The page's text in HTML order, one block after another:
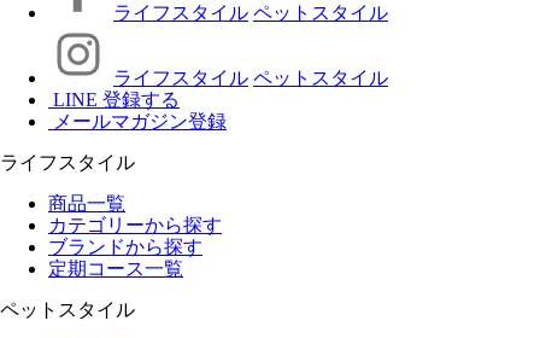
ライフスタイル ペットスタイル
ライフスタイル ペットスタイル
LINE 登録する
メールマガジン登録
ライフスタイル
商品一覧
カテゴリーから探す
ブランドから探す
定期コース一覧
ペットスタイル